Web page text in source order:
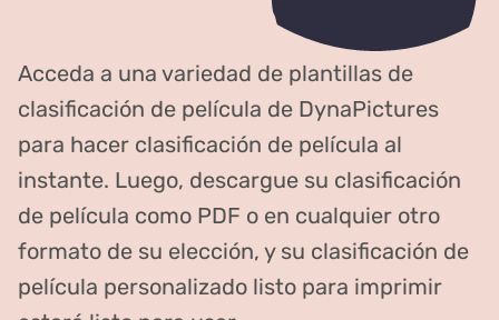
Acceda a una variedad de plantillas de
clasificación de película de DynaPictures
para hacer clasificación de película al
instante. Luego, descargue su clasificación
de película como PDF o en cualquier otro
formato de su elección, y su clasificación de
película personalizado listo para imprimir